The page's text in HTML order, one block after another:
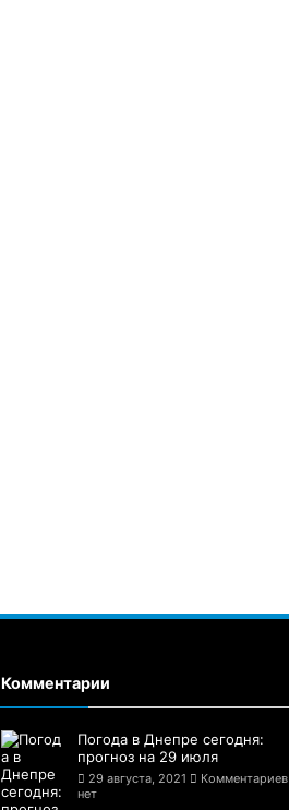
Комментарии
Погода в Днепре сегодня:
прогноз на 29 июля
29 августа, 2021
Комментариев
нет